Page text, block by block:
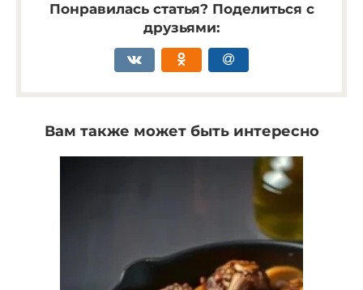
Понравилась статья? Поделиться с
друзьями:
Вам также может быть интересно